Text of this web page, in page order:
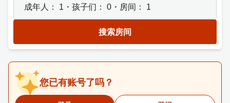
成年人： 1 ・孩子们： 0 ・房间： 1
搜索房间
您已有账号了吗？